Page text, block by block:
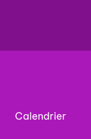
Calendrier